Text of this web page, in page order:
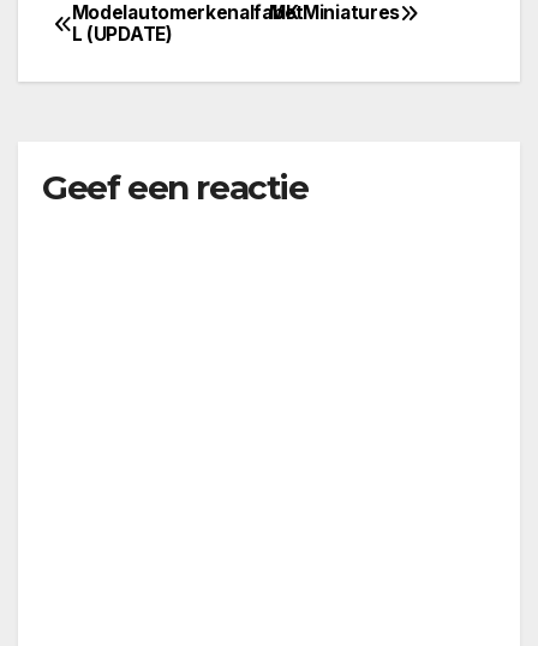
Bericht
navigatie
MK Miniatures
Modelautomerkenalfabet
L (UPDATE)
Geef een reactie